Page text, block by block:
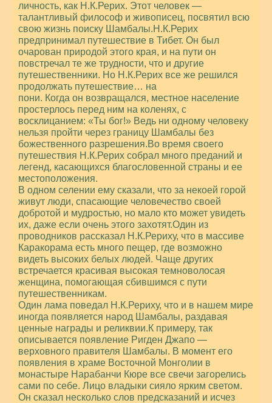
личность, как Н.К.Рерих. Этот человек —
талантливый философ и живописец, посвятил всю
свою жизнь поиску Шамбалы.Н.К.Рерих
предпринимал путешествие в Тибет. Он был
очарован природой этого края, и на пути он
повстречал те же трудности, что и другие
путешественники. Но Н.К.Рерих все же решился
продолжать путешествие… на
пони. Когда он возвращался, местное население
простерлось перед ним на коленях, с
восклицанием: «Ты бог!» Ведь ни одному человеку
нельзя пройти через границу Шамбалы без
божественного разрешения.Во время своего
путешествия Н.К.Рерих собрал много преданий и
легенд, касающихся благословенной страны и ее
местоположения.
В одном селении ему сказали, что за некоей горой
живут люди, спасающие человечество своей
добротой и мудростью, но мало кто может увидеть
их, даже если очень этого захотят.Один из
проводников рассказал Н.К.Рериху, что в массиве
Каракорама есть много пещер, где возможно
видеть высоких белых людей. Чаще других
встречается красивая высокая темноволосая
женщина, помогающая сбившимся с пути
путешественникам.
Один лама поведал Н.К.Рериху, что и в нашем мире
иногда появляется народ Шамбалы, раздавая
ценные награды и реликвии.К примеру, так
описывается появление Ригден Джапо —
верховного правителя Шамбалы. В момент его
появления в храме Восточной Монголии в
монастыре Нарабанчи Кюре все свечи загорелись
сами по себе. Лицо владыки сияло ярким светом.
Он сказал несколько слов предсказаний и исчез